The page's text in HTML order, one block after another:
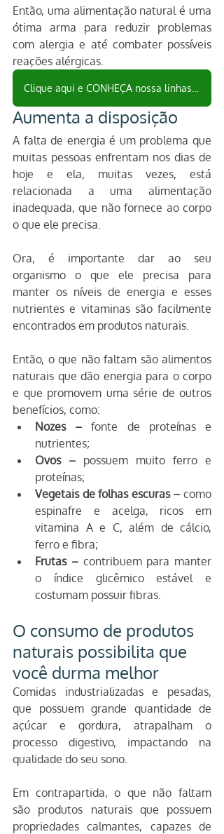
Então, uma alimentação natural é uma
ótima arma para reduzir problemas
com alergia e até combater possíveis
reações alérgicas.
Aumenta a disposição
A falta de energia é um problema que
muitas pessoas enfrentam nos dias de
hoje e ela, muitas vezes, está
relacionada a uma alimentação
inadequada, que não fornece ao corpo
o que ele precisa.
Ora, é importante dar ao seu
organismo o que ele precisa para
manter os níveis de energia e esses
nutrientes e vitaminas são facilmente
encontrados em produtos naturais.
Então, o que não faltam são alimentos
naturais que dão energia para o corpo
e que promovem uma série de outros
benefícios, como:
Nozes – fonte de proteínas e
nutrientes;
Ovos – possuem muito ferro e
proteínas;
Vegetais de folhas escuras – como
espinafre e acelga, ricos em
vitamina A e C, além de cálcio,
ferro e fibra;
Frutas – contribuem para manter
o índice glicêmico estável e
costumam possuir fibras.
O consumo de produtos
naturais possibilita que
você durma melhor
Comidas industrializadas e pesadas,
que possuem grande quantidade de
açúcar e gordura, atrapalham o
processo digestivo, impactando na
qualidade do seu sono.
Em contrapartida, o que não faltam
são produtos naturais que possuem
propriedades calmantes, capazes de